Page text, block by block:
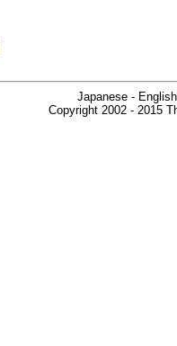
Japanese -
Copyright 2002 - 2015